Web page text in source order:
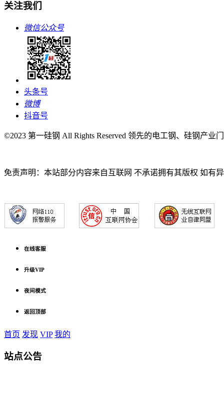
关注我们
微信公众号
头条号
微博
抖音号
©2023 第一硅钢 All Rights Reserved 领先的电工钢、硅钢产业
免责声明：本站部分内容来自互联网 不承诺拥有其版权 如有
在线客服
升级VIP
夜间模式
返回顶部
首页 发现 VIP 我的
站点公告